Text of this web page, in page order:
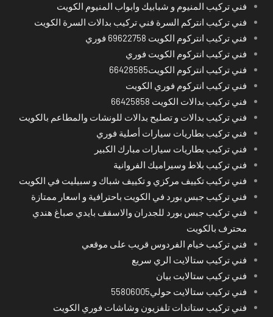
فني تركيب المنيوم و شبابيك وابواب المنيوم الكويت
فني تركيب انتركم السرة فني تركيب بدالات السرة الكويت
فني تركيب انتركوم الكويت 69622758 فوري
فني تركيب انتركوم الكويت فوري
فني تركيب انتركوم الكويت66428585
فني تركيب انتركوم فوري الكويت
فني تركيب بدالات الكويت 66425858
فني تركيب بدالات و تصليح بدالات للونشات والمطاعم بالكويت
فني تركيب بطاريات سيارات أصلية فوري
فني تركيب بطاريات سيارات مبارك الكبير
فني تركيب بلاط وسيراميك الفروانية
فني تركيب تكييف مركزي و تكييف شباك و سبيليت في الكويت
فني تركيب جبس بورد في الكويت باحترافية و اسعار ممتازة
فني تركيب جبس بورد للجدران والاسقف بايدي صباغ هندي
محترف بالكويت
فني تركيب خيام الفردوس قريب على موقعي
فني تركيب ستالايت الري سريع
فني تركيب ستالايت بيان
فني تركيب ستالايت حولي55806005
فني تركيب ستاندات تلفزيون وشاشات فوري الكويت